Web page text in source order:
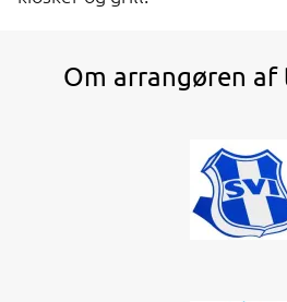
Om arrangøren